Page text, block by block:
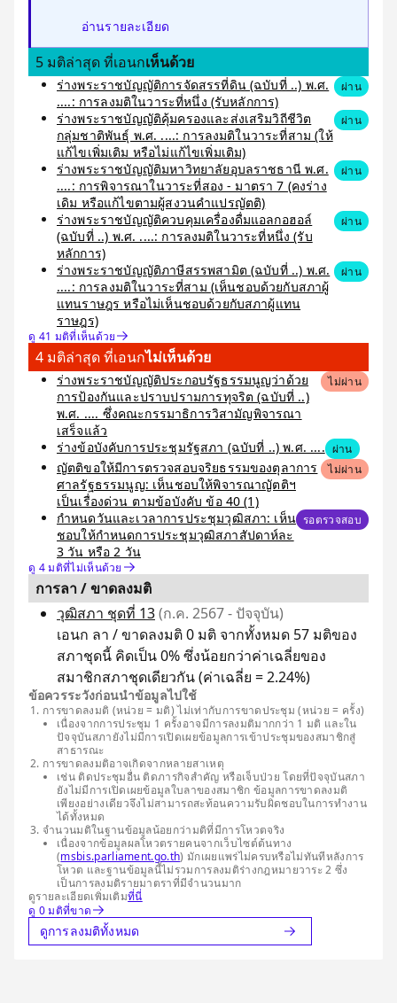
อ่านรายละเอียด
5 มติล่าสุด ที่เอนกเห็นด้วย
ร่างพระราชบัญญัติการจัดสรรที่ดิน (ฉบับที่ ..) พ.ศ.
....: การลงมติในวาระที่หนึ่ง (รับหลักการ)
ผ่าน
ร่างพระราชบัญญัติคุ้มครองและส่งเสริมวิถีชีวิต
กลุ่มชาติพันธุ์ พ.ศ. ....: การลงมติในวาระที่สาม (ให้
แก้ไขเพิ่มเติม หรือไม่แก้ไขเพิ่มเติม)
ผ่าน
ร่างพระราชบัญญัติมหาวิทยาลัยอุบลราชธานี พ.ศ.
....: การพิจารณาในวาระที่สอง - มาตรา 7 (คงร่าง
เดิม หรือแก้ไขตามผู้สงวนคำแปรญัตติ)
ผ่าน
ร่างพระราชบัญญัติควบคุมเครื่องดื่มแอลกอฮอล์
(ฉบับที่ ..) พ.ศ. ....: การลงมติในวาระที่หนึ่ง (รับ
หลักการ)
ผ่าน
ร่างพระราชบัญญัติภาษีสรรพสามิต (ฉบับที่ ..) พ.ศ.
....: การลงมติในวาระที่สาม (เห็นชอบด้วยกับสภาผู้
แทนราษฎร หรือไม่เห็นชอบด้วยกับสภาผู้แทน
ราษฎร)
ผ่าน
ดู 41 มติที่เห็นด้วย
4 มติล่าสุด ที่เอนกไม่เห็นด้วย
ร่างพระราชบัญญัติประกอบรัฐธรรมนูญว่าด้วย
การป้องกันและปราบปรามการทุจริต (ฉบับที่ ..)
พ.ศ. .... ซึ่งคณะกรรมาธิการวิสามัญพิจารณา
เสร็จแล้ว
ไม่ผ่าน
ร่างข้อบังคับการประชุมรัฐสภา (ฉบับที่ ..) พ.ศ. .... ผ่าน
ญัตติขอให้มีการตรวจสอบจริยธรรมของตุลาการ
ศาลรัฐธรรมนูญ: เห็นชอบให้พิจารณาญัตติฯ
เป็นเรื่องด่วน ตามข้อบังคับ ข้อ 40 (1)
ไม่ผ่าน
กำหนดวันและเวลาการประชุมวุฒิสภา: เห็น
ชอบให้กำหนดการประชุมวุฒิสภาสัปดาห์ละ
3 วัน หรือ 2 วัน
รอตรวจสอบ
ดู 4 มติที่ไม่เห็นด้วย
การลา / ขาดลงมติ
วุฒิสภา ชุดที่ 13(ก.ค. 2567 - ปัจจุบัน)
เอนก ลา / ขาดลงมติ 0 มติ จากทั้งหมด 57 มติของ
สภาชุดนี้ คิดเป็น 0% ซึ่งน้อยกว่าค่าเฉลี่ยของ
สมาชิกสภาชุดเดียวกัน (ค่าเฉลี่ย = 2.24%)
ข้อควรระวังก่อนนำข้อมูลไปใช้
การขาดลงมติ (หน่วย = มติ) ไม่เท่ากับการขาดประชุม (หน่วย = ครั้ง)
เนื่องจากการประชุม 1 ครั้งอาจมีการลงมติมากกว่า 1 มติ และใน
ปัจจุบันสภายังไม่มีการเปิดเผยข้อมูลการเข้าประชุมของสมาชิกสู่
สาธารณะ
การขาดลงมติอาจเกิดจากหลายสาเหตุ
เช่น ติดประชุมอื่น ติดภารกิจสำคัญ หรือเจ็บป่วย โดยที่ปัจจุบันสภา
ยังไม่มีการเปิดเผยข้อมูลใบลาของสมาชิก ข้อมูลการขาดลงมติ
เพียงอย่างเดียวจึงไม่สามารถสะท้อนความรับผิดชอบในการทำงาน
ได้ทั้งหมด
จำนวนมติในฐานข้อมูลน้อยกว่ามติที่มีการโหวตจริง
เนื่องจากข้อมูลผลโหวตรายคนจากเว็บไซต์ต้นทาง
(msbis.parliament.go.th) มักเผยแพร่ไม่ครบหรือไม่ทันทีหลังการ
โหวต และฐานข้อมูลนี้ไม่รวมการลงมติร่างกฎหมายวาระ 2 ซึ่ง
เป็นการลงมติรายมาตราที่มีจำนวนมาก
ดูรายละเอียดเพิ่มเติมที่นี่
ดู 0 มติที่ขาด
ดูการลงมติทั้งหมด